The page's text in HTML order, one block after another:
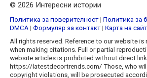
© 2026 Интересни истории
Политика за поверителност| Политика за
DMCA| Формуляр за контакт| Карта на
All rights reserved. Reference to our website is
when making citations. Full or partial
website articles is prohibited without direct
https://latestdecortrends.com/ Those, who
copyright violations, will be prosecuted